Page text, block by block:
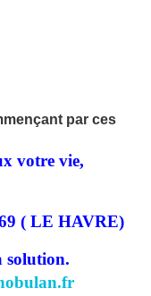
par ces
votre vie,
( LE HAVRE)
solution.